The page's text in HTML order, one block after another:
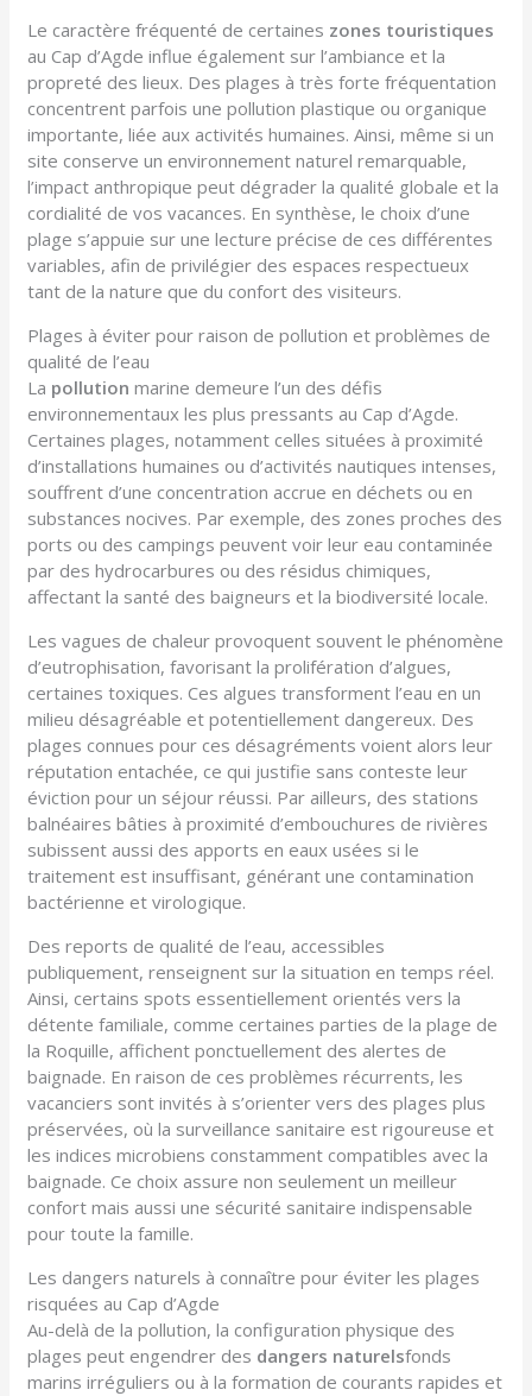
Le caractère fréquenté de certaines zones touristiques
au Cap d’Agde influe également sur l’ambiance et la
propreté des lieux. Des plages à très forte fréquentation
concentrent parfois une pollution plastique ou organique
importante, liée aux activités humaines. Ainsi, même si un
site conserve un environnement naturel remarquable,
l’impact anthropique peut dégrader la qualité globale et la
cordialité de vos vacances. En synthèse, le choix d’une
plage s’appuie sur une lecture précise de ces différentes
variables, afin de privilégier des espaces respectueux
tant de la nature que du confort des visiteurs.
Plages à éviter pour raison de pollution et problèmes de
qualité de l’eau
La pollution marine demeure l’un des défis
environnementaux les plus pressants au Cap d’Agde.
Certaines plages, notamment celles situées à proximité
d’installations humaines ou d’activités nautiques intenses,
souffrent d’une concentration accrue en déchets ou en
substances nocives. Par exemple, des zones proches des
ports ou des campings peuvent voir leur eau contaminée
par des hydrocarbures ou des résidus chimiques,
affectant la santé des baigneurs et la biodiversité locale.
Les vagues de chaleur provoquent souvent le phénomène
d’eutrophisation, favorisant la prolifération d’algues,
certaines toxiques. Ces algues transforment l’eau en un
milieu désagréable et potentiellement dangereux. Des
plages connues pour ces désagréments voient alors leur
réputation entachée, ce qui justifie sans conteste leur
éviction pour un séjour réussi. Par ailleurs, des stations
balnéaires bâties à proximité d’embouchures de rivières
subissent aussi des apports en eaux usées si le
traitement est insuffisant, générant une contamination
bactérienne et virologique.
Des reports de qualité de l’eau, accessibles
publiquement, renseignent sur la situation en temps réel.
Ainsi, certains spots essentiellement orientés vers la
détente familiale, comme certaines parties de la plage de
la Roquille, affichent ponctuellement des alertes de
baignade. En raison de ces problèmes récurrents, les
vacanciers sont invités à s’orienter vers des plages plus
préservées, où la surveillance sanitaire est rigoureuse et
les indices microbiens constamment compatibles avec la
baignade. Ce choix assure non seulement un meilleur
confort mais aussi une sécurité sanitaire indispensable
pour toute la famille.
Les dangers naturels à connaître pour éviter les plages
risquées au Cap d’Agde
Au-delà de la pollution, la configuration physique des
plages peut engendrer des dangers naturelsfonds
marins irréguliers ou à la formation de courants rapides et